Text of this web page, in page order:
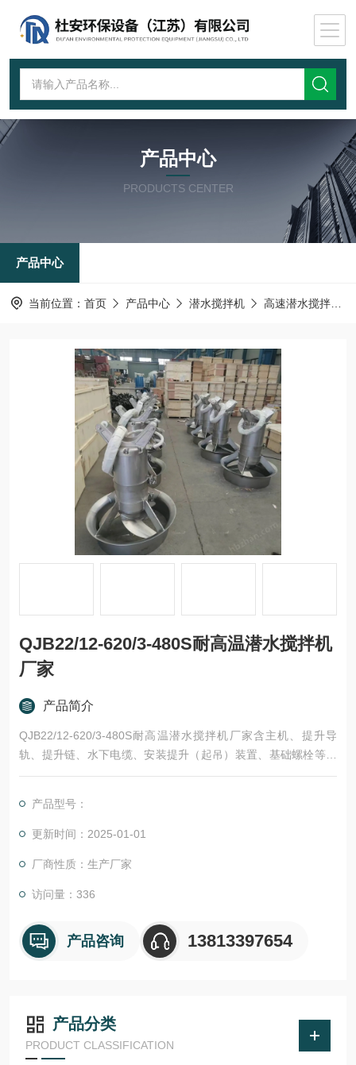
产品中心
PRODUCTS CENTER
产品中心
当前位置： 首页 产品中心 潜水搅拌机 高速潜水搅拌机
QJB22/12-620/3-480S耐高温潜水搅拌机
厂家
产品简介
QJB22/12-620/3-480S耐高温潜水搅拌机厂家含主机、提升导
轨、提升链、水下电缆、安装提升（起吊）装置、基础螺栓等有
效和安全运行所必需的附件。设备安装、检查、试验、拆卸和重
产品型号：
更新时间：2025-01-01
厂商性质：生产厂家
访问量：336
产品咨询 13813397654
产品分类
PRODUCT CLASSIFICATION